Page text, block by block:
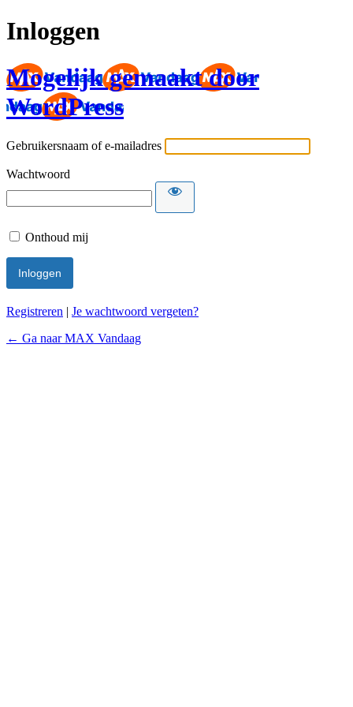
Inloggen
Mogelijk gemaakt door
WordPress
Gebruikersnaam of e-mailadres
Wachtwoord
Onthoud mij
Registreren | Je wachtwoord vergeten?
← Ga naar MAX Vandaag